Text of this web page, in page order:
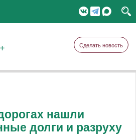
Сделать новость
нашли
долги и разруху